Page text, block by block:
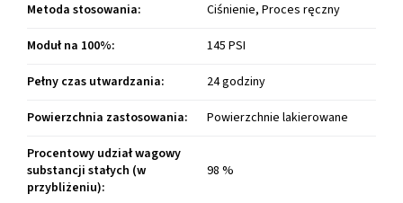
Metoda stosowania:
Ciśnienie, Proces ręczny
Moduł na 100%:
145 PSI
Pełny czas utwardzania:
24 godziny
Powierzchnia zastosowania:
Powierzchnie lakierowane
Procentowy udział wagowy
substancji stałych (w
przybliżeniu):
98 %